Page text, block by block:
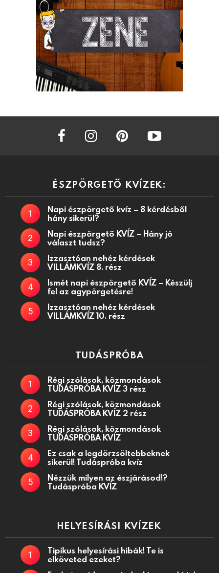
facebook instagram
ÉSZPÖRGETŐ KVÍZEK:
Napi észpörgető kvíz – 8 kérdésből
hány sikerül?
Napi észpörgető KVÍZ – Hány jó
választ tudsz?
Izzasztóan nehéz kérdések
VILLÁMKVÍZ 8. rész
Ismét napi észpörgető KVÍZ – Készülj
fel az agypörgetésre!
Izzasztóan nehéz kérdések
VILLÁMKVÍZ 10. rész
TUDÁSPRÓBA
Régi szólások, közmondások
TUDÁSPRÓBA KVÍZ 3 rész
Régi szólások, közmondások
TUDÁSPRÓBA KVÍZ 2 rész
Régi szólások, közmondások
TUDÁSPRÓBA KVÍZ
Ez csak a legdörzsöltebbeknek
sikerül! Tudáspróba kvíz
Nézzük milyen az észjárásod!?
Tudáspróba KVÍZ
HELYESÍRÁSI KVÍZEK
Tipikus helyesírási hibák! Te is
elköveted ezeket?